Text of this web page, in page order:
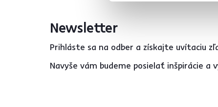
Newsletter
Prihláste sa na odber a získajte uvítaciu
Navyše vám budeme posielať inšpirácie a